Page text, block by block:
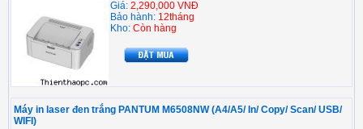
Giá: 2,290,000 VNĐ
Bảo hành: 12tháng
Kho: Còn hàng
Máy in laser đen trắng PANTUM M6508NW (A4/A5/ In/ Copy/ Scan/ USB/
WIFI)